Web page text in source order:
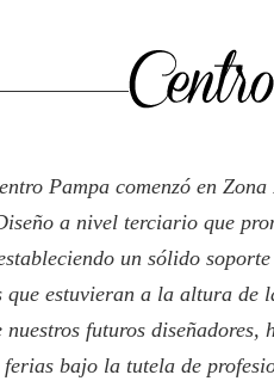
Pampa comenzó en
a nivel terciario que
un sólido
que estuvieran a la altura de
futuros
ferias bajo la tutela de